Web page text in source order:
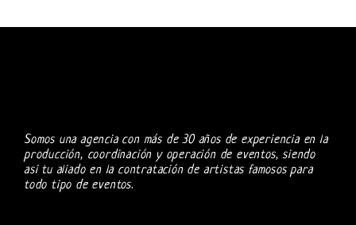
Somos una agencia con más de 30 años de experiencia en la
producción, coordinación y operación de eventos, siendo
asi tu aliado en la contratación de artistas famosos para
todo tipo de eventos.